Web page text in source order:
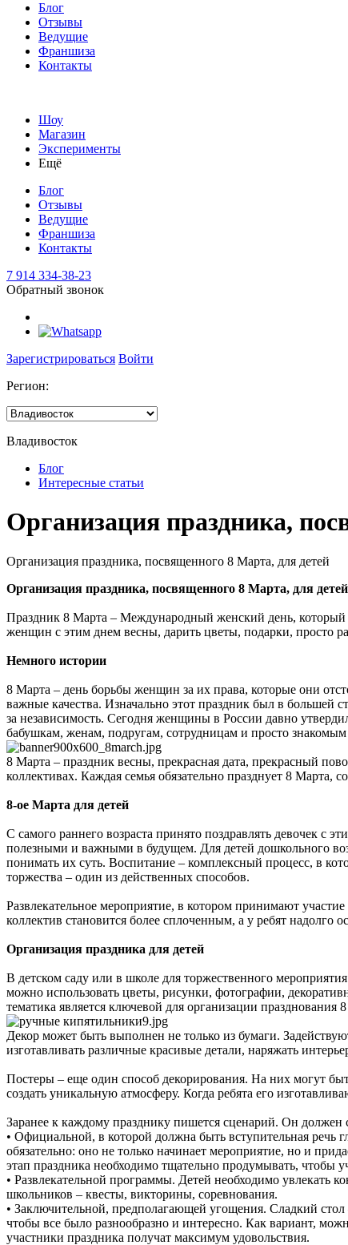
Блог
Отзывы
Ведущие
Франшиза
Контакты
Шоу
Магазин
Эксперименты
Ещё
Блог
Отзывы
Ведущие
Франшиза
Контакты
7 914 334-38-23
Обратный звонок
Зарегистрироваться Войти
Регион:
Владивосток
Блог
Интересные статьи
Организация праздника,
Организация праздника, посвященного 8 Марта, для детей
Организация праздника, посвященного 8 Марта, для детей
Праздник 8 Марта – Международный женский день, который
женщин с этим днем весны, дарить цветы, подарки, просто
Немного истории
8 Марта – день борьбы женщин за их права, которые они
важные качества. Изначально этот праздник был в большей
за независимость. Сегодня женщины в России давно
бабушкам, женам, подругам, сотрудницам и просто
8 Марта – праздник весны, прекрасная дата, прекрасный
коллективах. Каждая семья обязательно празднует 8 Марта,
8-ое Марта для детей
С самого раннего возраста принято поздравлять девочек
полезными и важными в будущем. Для детей дошкольного
понимать их суть. Воспитание – комплексный процесс, в
торжества – один из действенных способов.
Развлекательное мероприятие, в котором принимают
коллектив становится более сплоченным, а у ребят надолго
Организация праздника для детей
В детском саду или в школе для торжественного
можно использовать цветы, рисунки, фотографии,
тематика является ключевой для организации
Декор может быть выполнен не только из бумаги.
изготавливать различные красивые детали, наряжать
Постеры – еще один способ декорирования. На них могут
создать уникальную атмосферу. Когда ребята его
Заранее к каждому празднику пишется сценарий. Он должен
• Официальной, в которой должна быть вступительная речь
обязательно: оно не только начинает мероприятие, но и
этап праздника необходимо тщательно продумывать, чтобы
• Развлекательной программы. Детей необходимо увлекать
школьников – квесты, викторины, соревнования.
• Заключительной, предполагающей угощения. Сладкий
чтобы все было разнообразно и интересно. Как вариант,
участники праздника получат максимум удовольствия.